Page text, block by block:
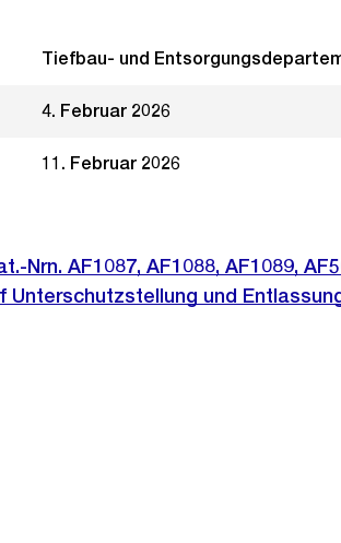
Tiefbau- und
4. Februar 2026
11. Februar 2026
Nrn. AF1087, AF1088, AF1089,
Unterschutzstellung und